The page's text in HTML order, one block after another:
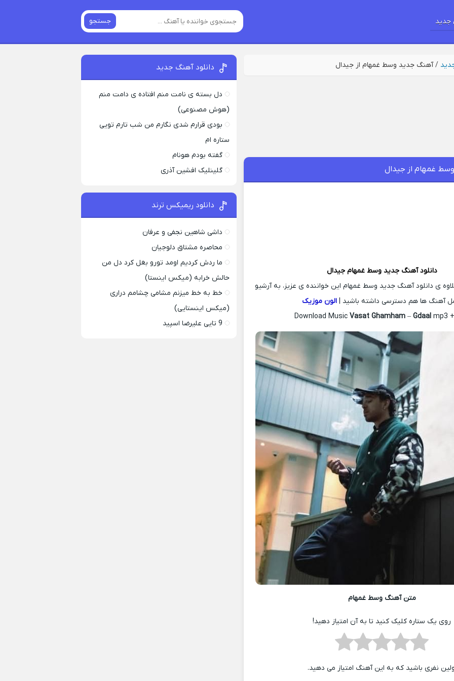
جستجو
/آهنگ جدید وسط غمهام از جیدال
غمهام از جیدال
دانلود آهنگ جدید وسط غمهامجیدال
ی دانلود آهنگ جدید وسط غمهام این خواننده ی عزیز، به آرشیو
آهنگ ها هم دسترسی داشته باشید | الون موزیک
Download MusicVasat Ghamham –Gdaal mp3
متن آهنگ وسط غمهام
روی یک ستاره کلیک کنید تا به آن امتیاز دهید!
نفری باشید که به این آهنگ امتیاز می دهید.
دانلود آهنگ جدید
دل بسته ی نامت منم افتاده ی دامت منم
(هوش مصنوعی)
بودی قرارم شدی نگارم من شب تارم تویی
ستاره ام
گفته بودم هونام
گلینلیک افشین آذری
دانلود ریمیکس ترند
داشی شاهین نجفی و عرفان
محاصره مشتاق دلوجیان
ما ردش کردیم اومد تورو بغل کرد دل من
حالش خرابه (میکس اینستا)
خط به خط میزنم مشامی چشامم دراری
(میکس اینستایی)
9 تایی علیرضا اسپید